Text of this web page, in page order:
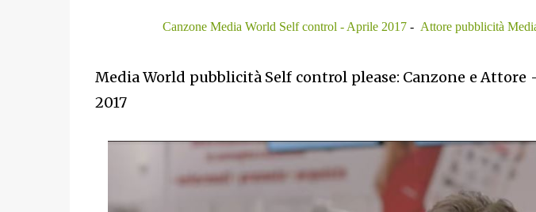
Canzone Media World Self control - Aprile 2017- Attore pubblicità
Media World pubblicità Self control please: Canzone e
2017